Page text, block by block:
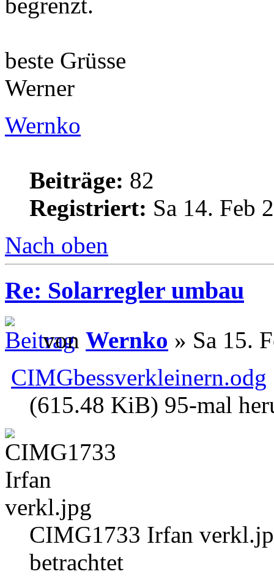
beste Grüsse
Werner
Wernko
Beiträge: 82
Registriert: Sa 14. Feb
Nach oben
Re: Solarregler umbau
von Wernko » Sa 15.
CIMGbessverkleinern.odg
(615.48 KiB) 95-mal
CIMG1733 Irfan
betrachtet